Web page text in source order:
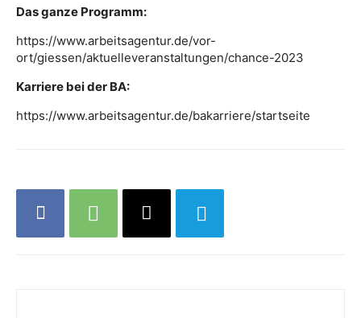
Das ganze Programm:
https://www.arbeitsagentur.de/vor-
ort/giessen/aktuelleveranstaltungen/chance-2023
Karriere bei der BA:
https://www.arbeitsagentur.de/bakarriere/startseite